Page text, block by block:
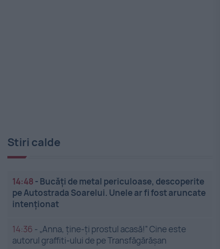
Stiri calde
14:48 - Bucăți de metal periculoase, descoperite
pe Autostrada Soarelui. Unele ar fi fost aruncate
intenționat
14:36 - „Anna, ține-ți prostul acasă!” Cine este
autorul graffiti-ului de pe Transfăgărășan